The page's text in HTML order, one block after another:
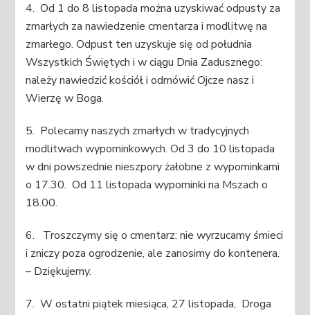
4. Od 1 do 8 listopada można uzyskiwać odpusty za
zmarłych za nawiedzenie cmentarza i modlitwę na
zmarłego. Odpust ten uzyskuje się od południa
Wszystkich Świętych i w ciągu Dnia Zadusznego:
należy nawiedzić kościół i odmówić Ojcze nasz i
Wierzę w Boga.
5. Polecamy naszych zmarłych w tradycyjnych
modlitwach wypominkowych. Od 3 do 10 listopada
w dni powszednie nieszpory żałobne z wypominkami
o 17.30. Od 11 listopada wypominki na Mszach o
18.00.
6. Troszczymy się o cmentarz: nie wyrzucamy śmieci
i zniczy poza ogrodzenie, ale zanosimy do kontenera.
– Dziękujemy.
7. W ostatni piątek miesiąca, 27 listopada, Droga